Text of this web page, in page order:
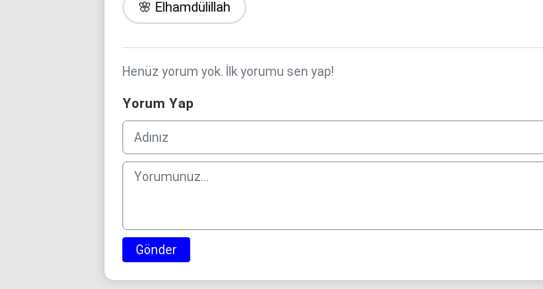
🌸 Elhamdülillah
Henüz yorum yok. İlk yorumu sen yap!
Yorum Yap
Gönder